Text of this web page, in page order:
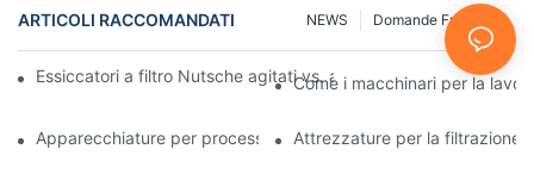
ARTICOLI RACCOMANDATI Domande Frequenti
NEWS
Essiccatori a filtro Nutsche agitati vs. altri metodi di
Come i macchinari per la
Apparecchiature per processi industriali: innovazioni che
Attrezzature per la filtrazione